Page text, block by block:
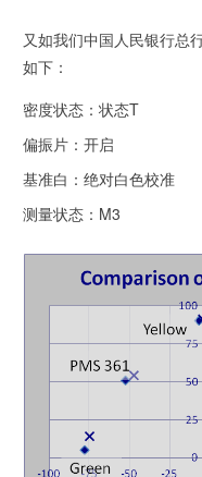
又如我们中国人民银行总
如下：
密度状态：状态T
偏振片：开启
基准白：绝对白色校准
测量状态：M3